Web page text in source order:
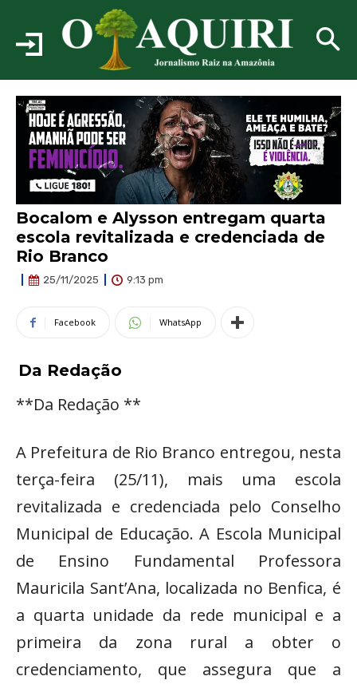
Bocalom e Alysson entregam quarta
escola revitalizada e credenciada de
Rio Branco
25/11/2025 9:13 pm
Facebook WhatsApp
Da Redação
**Da Redação **
A Prefeitura de Rio Branco entregou, nesta
terça-feira (25/11), mais uma escola
revitalizada e credenciada pelo Conselho
Municipal de Educação. A Escola Municipal
de Ensino Fundamental Professora
Mauricila Sant’Ana, localizada no Benfica, é
a quarta unidade da rede municipal e a
primeira da zona rural a obter o
credenciamento, que assegura que a